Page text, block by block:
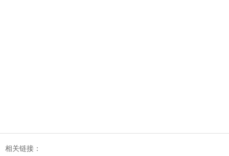
相关链接：